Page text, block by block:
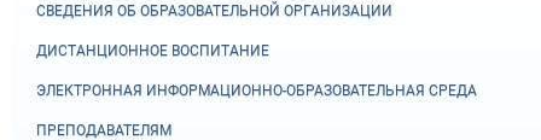
СВЕДЕНИЯ ОБ ОБРАЗОВАТЕЛЬНОЙ ОРГАНИЗАЦИИ
ДИСТАНЦИОННОЕ ВОСПИТАНИЕ
ЭЛЕКТРОННАЯ ИНФОРМАЦИОННО-ОБРАЗОВАТЕЛЬНАЯ СРЕДА
ПРЕПОДАВАТЕЛЯМ